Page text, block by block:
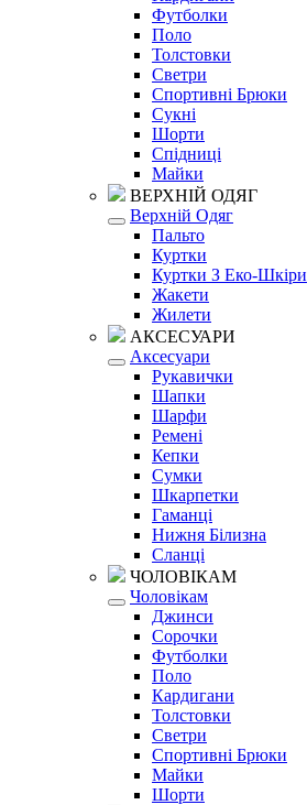
Футболки
Поло
Толстовки
Светри
Спортивні Брюки
Сукні
Шорти
Спідниці
Майки
ВЕРХНІЙ ОДЯГ
Верхній Одяг
Пальто
Куртки
Куртки З Еко-Шкіри
Жакети
Жилети
АКСЕСУАРИ
Аксесуари
Рукавички
Шапки
Шарфи
Ремені
Кепки
Сумки
Шкарпетки
Гаманці
Нижня Білизна
Сланці
ЧОЛОВІКАМ
Чоловікам
Джинси
Сорочки
Футболки
Поло
Кардигани
Толстовки
Светри
Спортивні Брюки
Майки
Шорти